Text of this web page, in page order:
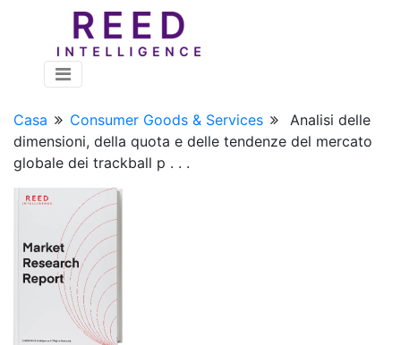
Casa Consumer Goods & Services
Analisi delle
dimensioni, della quota e delle tendenze del mercato
globale dei trackball p . . .